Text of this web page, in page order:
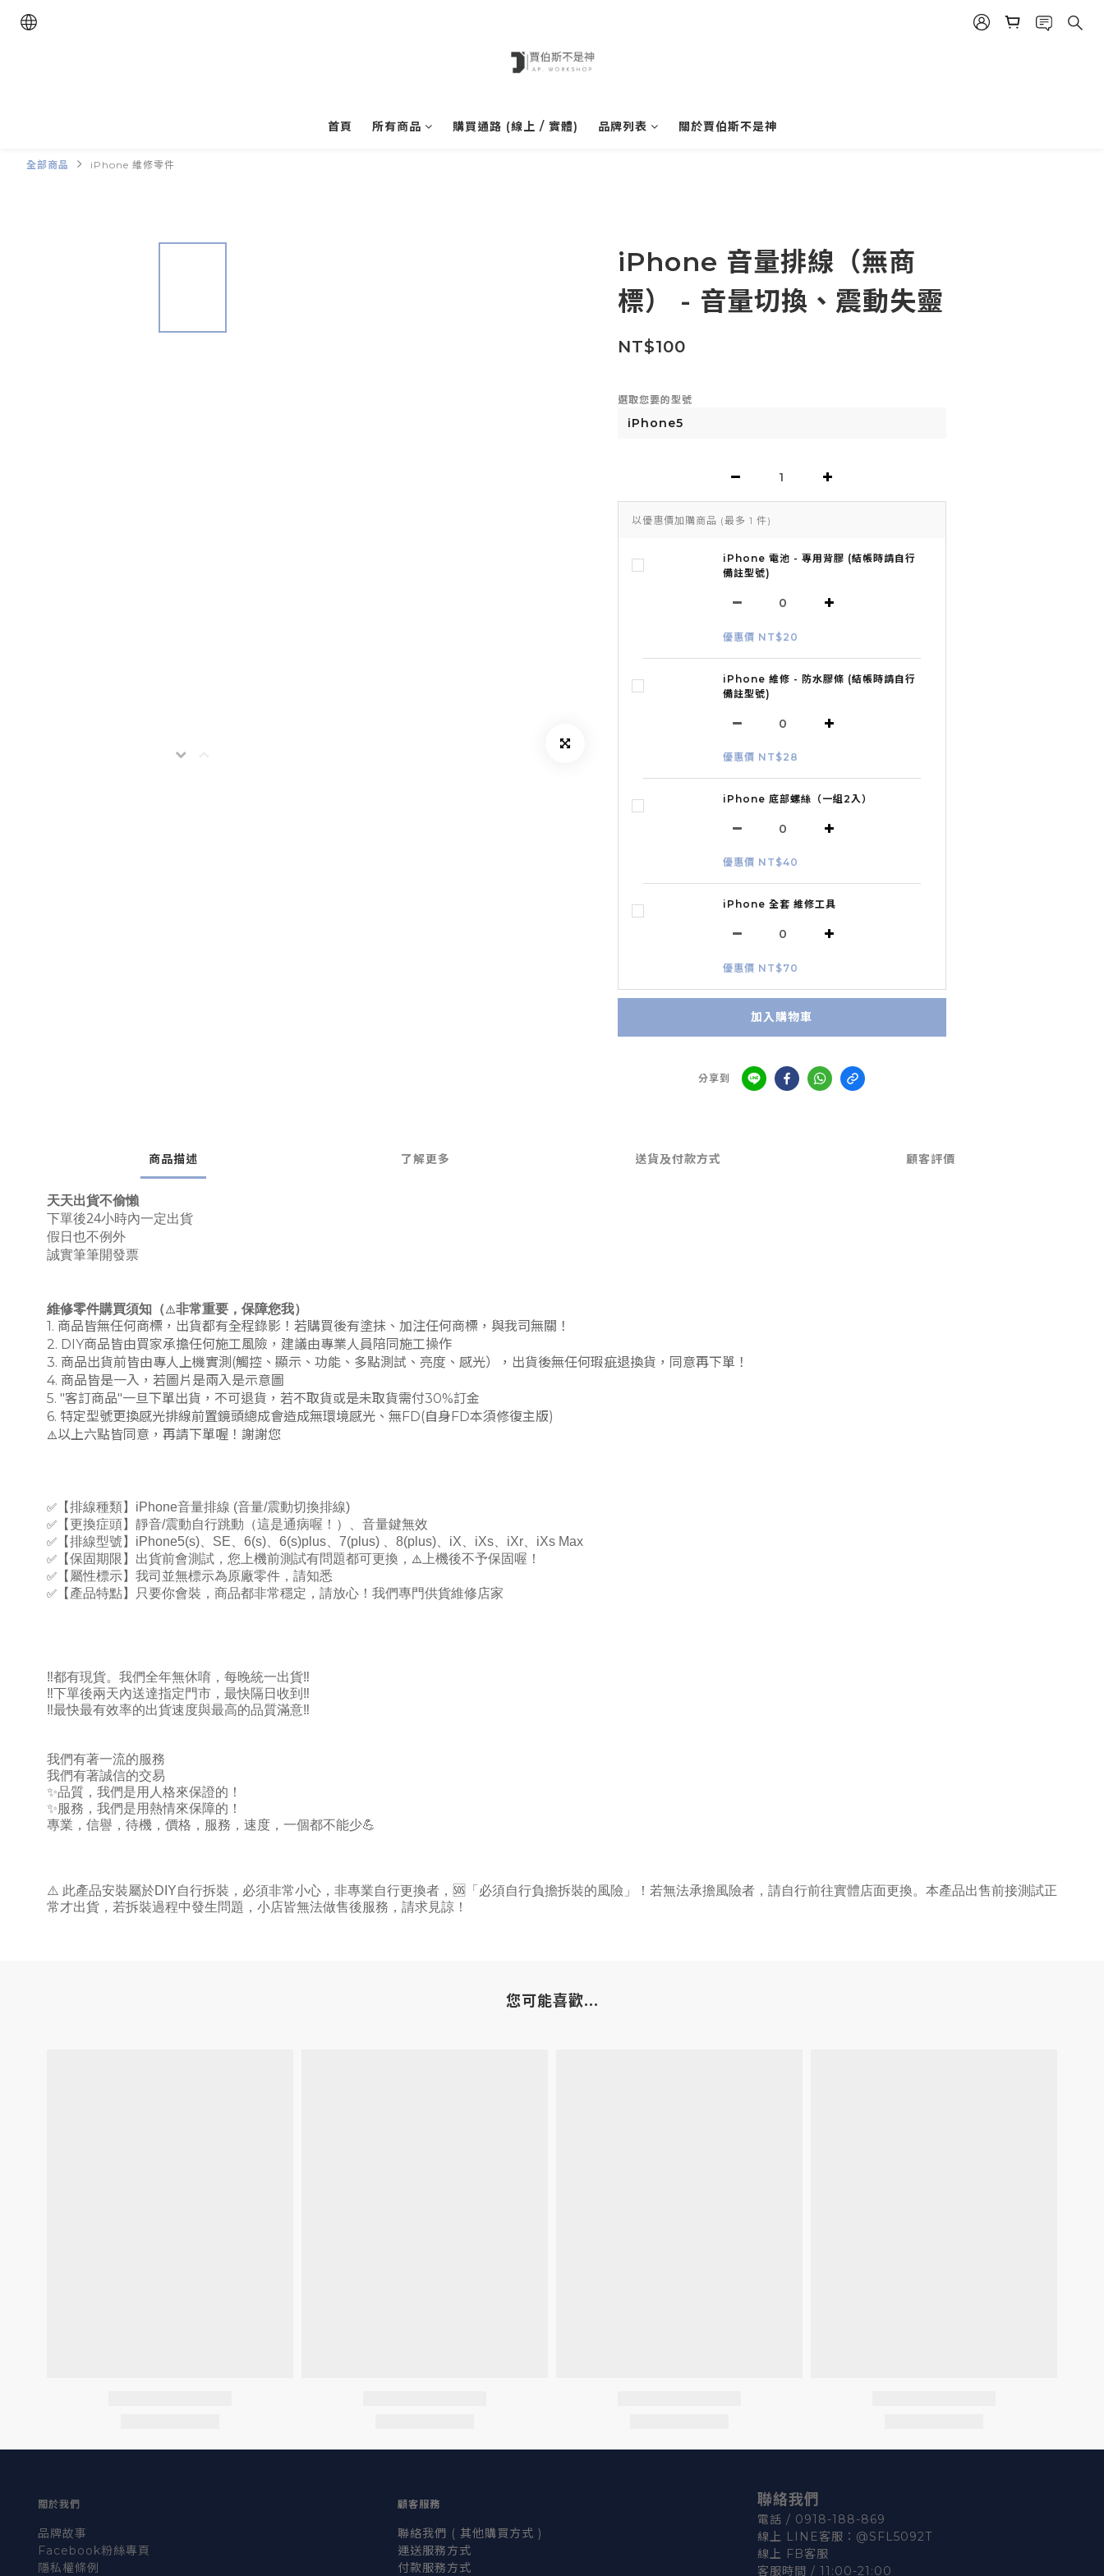
首頁 所有商品 購買通路 (線上 / 實體) 品牌列表 關於賈伯斯不是神
全部商品 iPhone 維修零件
iPhone 音量排線（無商
標） - 音量切換、震動失靈
NT$100
選取您要的型號
以優惠價加購商品 (最多 1 件)
iPhone 電池 - 專用背膠 (結帳時請自行
備註型號)
優惠價 NT$20
iPhone 維修 - 防水膠條 (結帳時請自行
備註型號)
優惠價 NT$28
iPhone 底部螺絲（一組2入）
優惠價 NT$40
iPhone 全套 維修工具
優惠價 NT$70
加入購物車
分享到
商品描述 了解更多 送貨及付款方式 顧客評價
天天出貨不偷懶
下單後24小時內一定出貨
假日也不例外
誠實筆筆開發票
維修零件購買須知（⚠️非常重要，保障您我）
1. 商品皆無任何商標，出貨都有全程錄影！若購買後有塗抹、加注任何商標，與我司無關！
2. DIY商品皆由買家承擔任何施工風險，建議由專業人員陪同施工操作
3. 商品出貨前皆由專人上機實測(觸控、顯示、功能、多點測試、亮度、感光），出貨後無任何瑕疵退換貨，同意再下單！
4. 商品皆是一入，若圖片是兩入是示意圖
5. "客訂商品"一旦下單出貨，不可退貨，若不取貨或是未取貨需付30%訂金
6. 特定型號更換感光排線前置鏡頭總成會造成無環境感光、無FD(自身FD本須修復主版)
⚠️以上六點皆同意，再請下單喔！謝謝您
✅ 【排線種類】 iPhone音量排線 (音量/震動切換排線)
✅ 【更換症頭】 靜音/震動自行跳動（這是通病喔！）、音量鍵無效
✅ 【排線型號】 iPhone5(s) SE 6(s) 6(s)plus 7(plus) 8(plus) iX iXs iXr iXs Max
✅ 【保固期限】出貨前會測試，您上機前測試有問題都可更換， ⚠️ 上機後不予保固喔！
✅ 【屬性標示】我司並無標示為原廠零件，請知悉
✅ 【產品特點】只要你會裝，商品都非常穩定，請放心！我們專門供貨維修店家
‼️都有現貨。我們全年無休唷，每晚統一出貨‼️
‼️下單後兩天內送達指定門市，最快隔日收到 ‼️
‼️最快最有效率的出貨速度與最高的品質滿意‼️
我們有著一流的服務
我們有著誠信的交易
✨品質，我們是用人格來保證的！
✨服務，我們是用熱情來保障的！
專業，信譽，待機，價格，服務，速度，一個都不能少💪
⚠ 此產品安裝屬於DIY自行拆裝，必須非常小心，非專業自行更換者， 🆘 「必須自行負擔拆裝的風險」！若無法承擔風險者，請自行前往實體店面更換。本產品出售前接測試正
常才出貨，若拆裝過程中發生問題，小店皆無法做售後服務，請求見諒！
您可能喜歡...
關於我們
品牌故事
Facebook粉絲專頁
隱私權條例
顧客服務
聯絡我們 ( 其他購買方式 )
運送服務方式
付款服務方式
聯絡我們
電話 / 0918-188-869
線上 LINE客服： @SFL5092T
線上 FB客服
客服時間 / 11:00-21:00